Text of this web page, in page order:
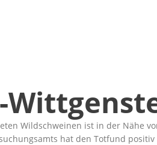
Wildschweinen ist in der Nähe
hat den Totfund